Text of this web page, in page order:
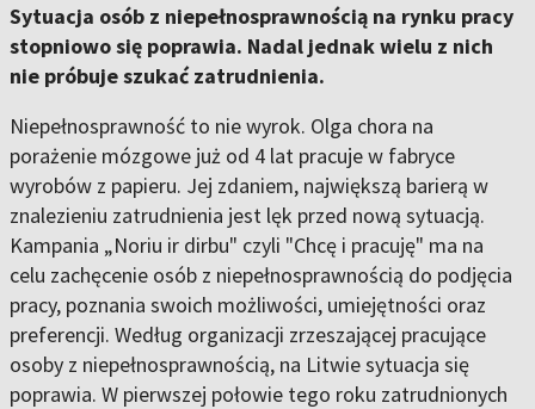
Sytuacja osób z niepełnosprawnością na rynku pracy
stopniowo się poprawia. Nadal jednak wielu z nich
nie próbuje szukać zatrudnienia.
Niepełnosprawność to nie wyrok. Olga chora na
porażenie mózgowe już od 4 lat pracuje w fabryce
wyrobów z papieru. Jej zdaniem, największą barierą w
znalezieniu zatrudnienia jest lęk przed nową sytuacją.
Kampania „Noriu ir dirbu" czyli "Chcę i pracuję" ma na
celu zachęcenie osób z niepełnosprawnością do podjęcia
pracy, poznania swoich możliwości, umiejętności oraz
preferencji. Według organizacji zrzeszającej pracujące
osoby z niepełnosprawnością, na Litwie sytuacja się
poprawia. W pierwszej połowie tego roku zatrudnionych